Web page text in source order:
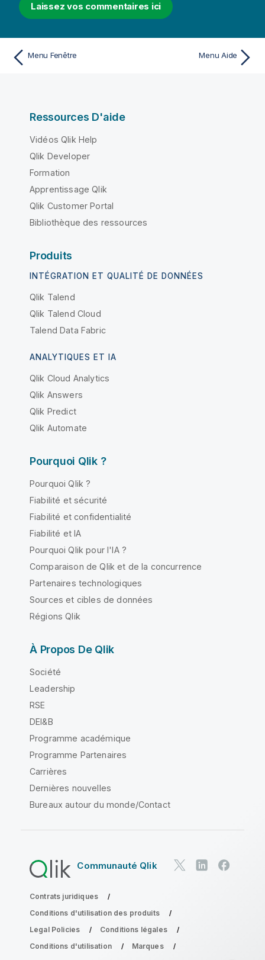
Laissez vos commentaires ici
Menu Fenêtre Menu Aide
Ressources D'aide
Vidéos Qlik Help
Qlik Developer
Formation
Apprentissage Qlik
Qlik Customer Portal
Bibliothèque des ressources
Produits
INTÉGRATION ET QUALITÉ DE DONNÉES
Qlik Talend
Qlik Talend Cloud
Talend Data Fabric
ANALYTIQUES ET IA
Qlik Cloud Analytics
Qlik Answers
Qlik Predict
Qlik Automate
Pourquoi Qlik ?
Pourquoi Qlik ?
Fiabilité et sécurité
Fiabilité et confidentialité
Fiabilité et IA
Pourquoi Qlik pour l'IA ?
Comparaison de Qlik et de la concurrence
Partenaires technologiques
Sources et cibles de données
Régions Qlik
À Propos De Qlik
Société
Leadership
RSE
DEI&B
Programme académique
Programme Partenaires
Carrières
Dernières nouvelles
Bureaux autour du monde/Contact
Communauté Qlik
Contrats juridiques
Conditions d'utilisation des produits
Legal Policies
Conditions légales
Conditions d'utilisation
Marques